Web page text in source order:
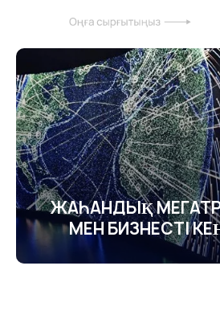
Top beauty trends of
ЖАҺАНДЫҚ
МЕН БИЗНЕСТІ